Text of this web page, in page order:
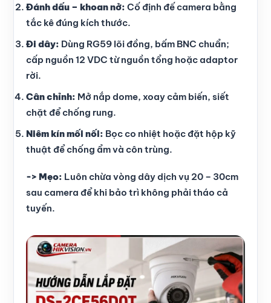
Đánh dấu – khoan nở: Cố định đế camera bằng
tắc kê đúng kích thước.
Đi dây: Dùng RG59 lõi đồng, bấm BNC chuẩn;
cấp nguồn 12 VDC từ nguồn tổng hoặc adaptor
rời.
Cân chỉnh: Mở nắp dome, xoay cảm biến, siết
chặt để chống rung.
Niêm kín mối nối: Bọc co nhiệt hoặc đặt hộp kỹ
thuật để chống ẩm và côn trùng.
-> Mẹo: Luôn chừa vòng dây dịch vụ 20 – 30cm
sau camera để khi bảo trì không phải tháo cả
tuyến.